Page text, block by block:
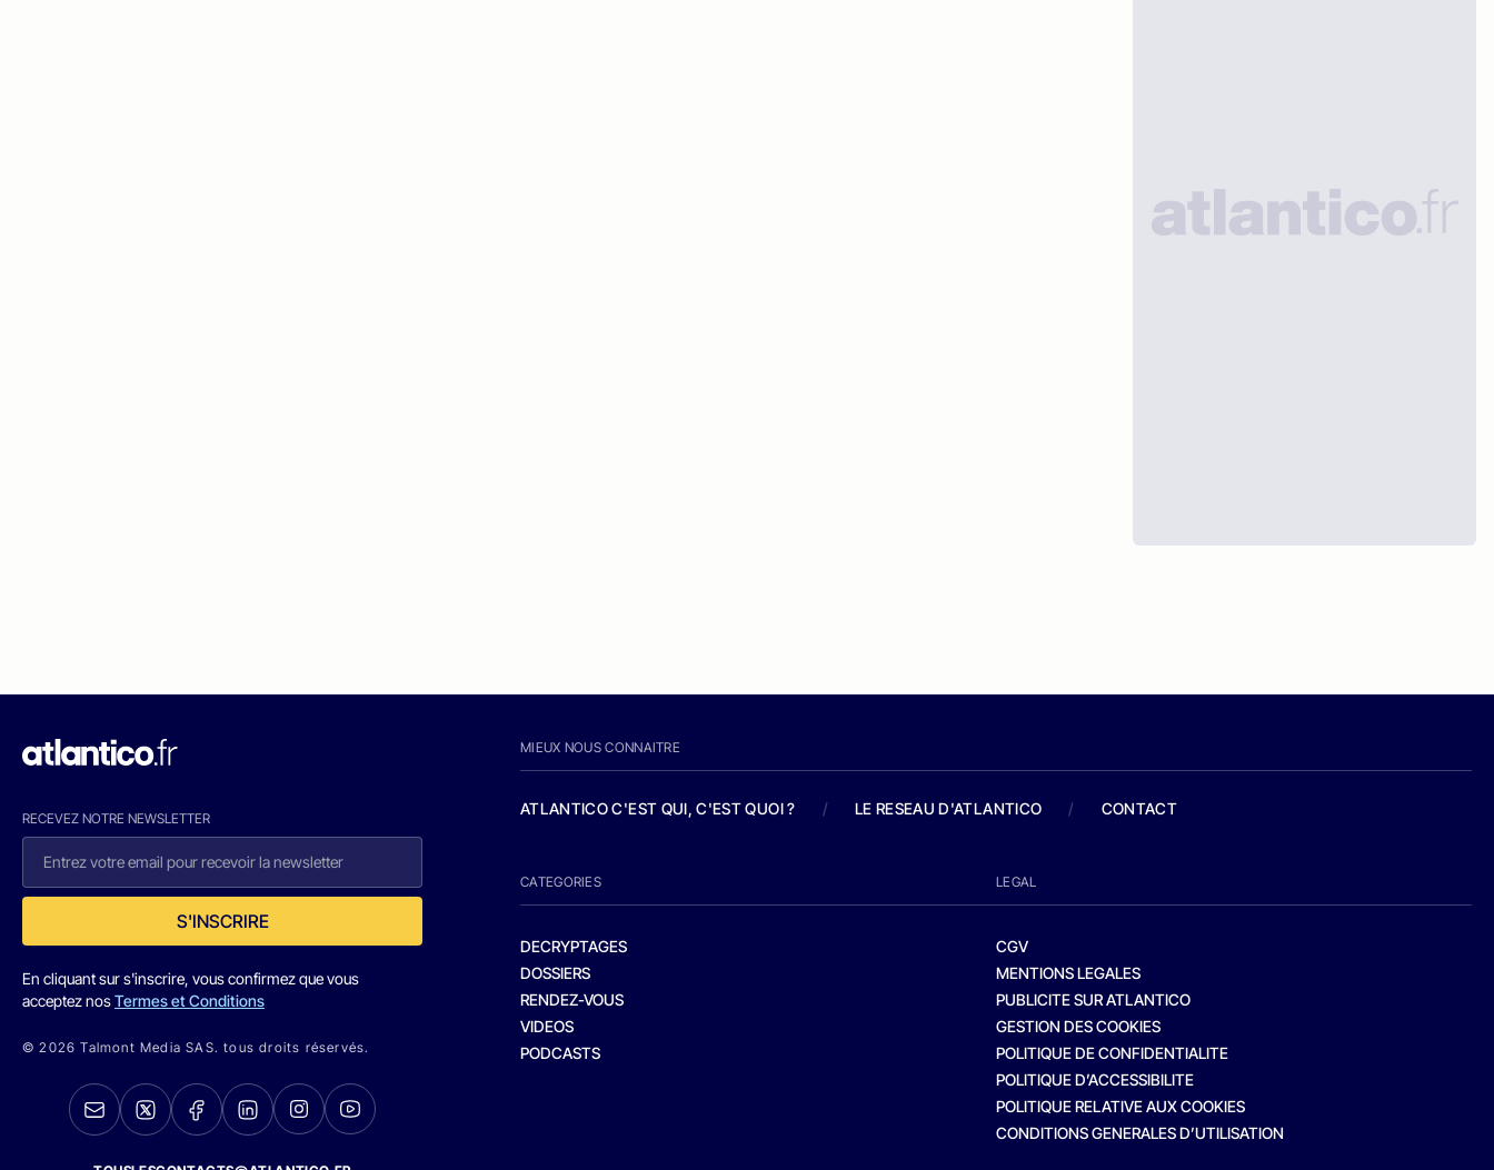
RECEVEZ NOTRE NEWSLETTER
S'INSCRIRE
En cliquant sur s'inscrire, vous confirmez que vous
acceptez nosTermes et Conditions
© 2026 Talmont Media SAS. tous droits réservés.
MIEUX NOUS CONNAITRE
ATLANTICO C'EST QUI, C'EST QUOI ? / LE RESEAU D'ATLANTICO / CONTACT
CATEGORIES
DECRYPTAGES
DOSSIERS
RENDEZ-VOUS
VIDEOS
PODCASTS
LEGAL
CGV
MENTIONS LEGALES
PUBLICITE SUR ATLANTICO
GESTION DES COOKIES
POLITIQUE DE CONFIDENTIALITE
POLITIQUE D’ACCESSIBILITE
POLITIQUE RELATIVE AUX COOKIES
CONDITIONS GENERALES D’UTILISATION